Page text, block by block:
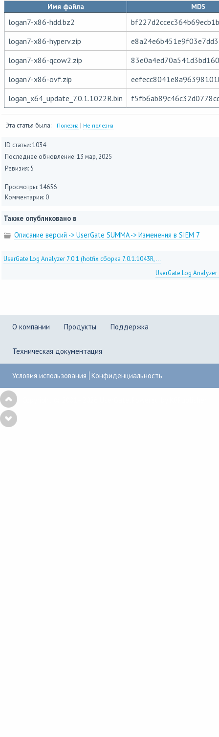
Имя файла MD5
logan7-x86-hdd.bz2
logan7-x86-hyperv.zip
logan7-x86-qcow2.zip
logan7-x86-ovf.zip
logan_x64_update_7.0.1.1022R.bin
Эта статья была: Полезна | Не полезна
ID статьи: 1034
Последнее обновление:13 мар, 2025
Ревизия: 5
Просмотры: 14656
Комментарии: 0
Также опубликовано в
Описание версий -> UserGate SUMMA -> Изменения в SIEM 7
UserGate Log Analyzer 7.0.1 (hotfix сборка 7.0.1.1043R,...
UserGate Log
О компании Продукты Поддержка
Техническая документация
Условия использования Конфиденциальность